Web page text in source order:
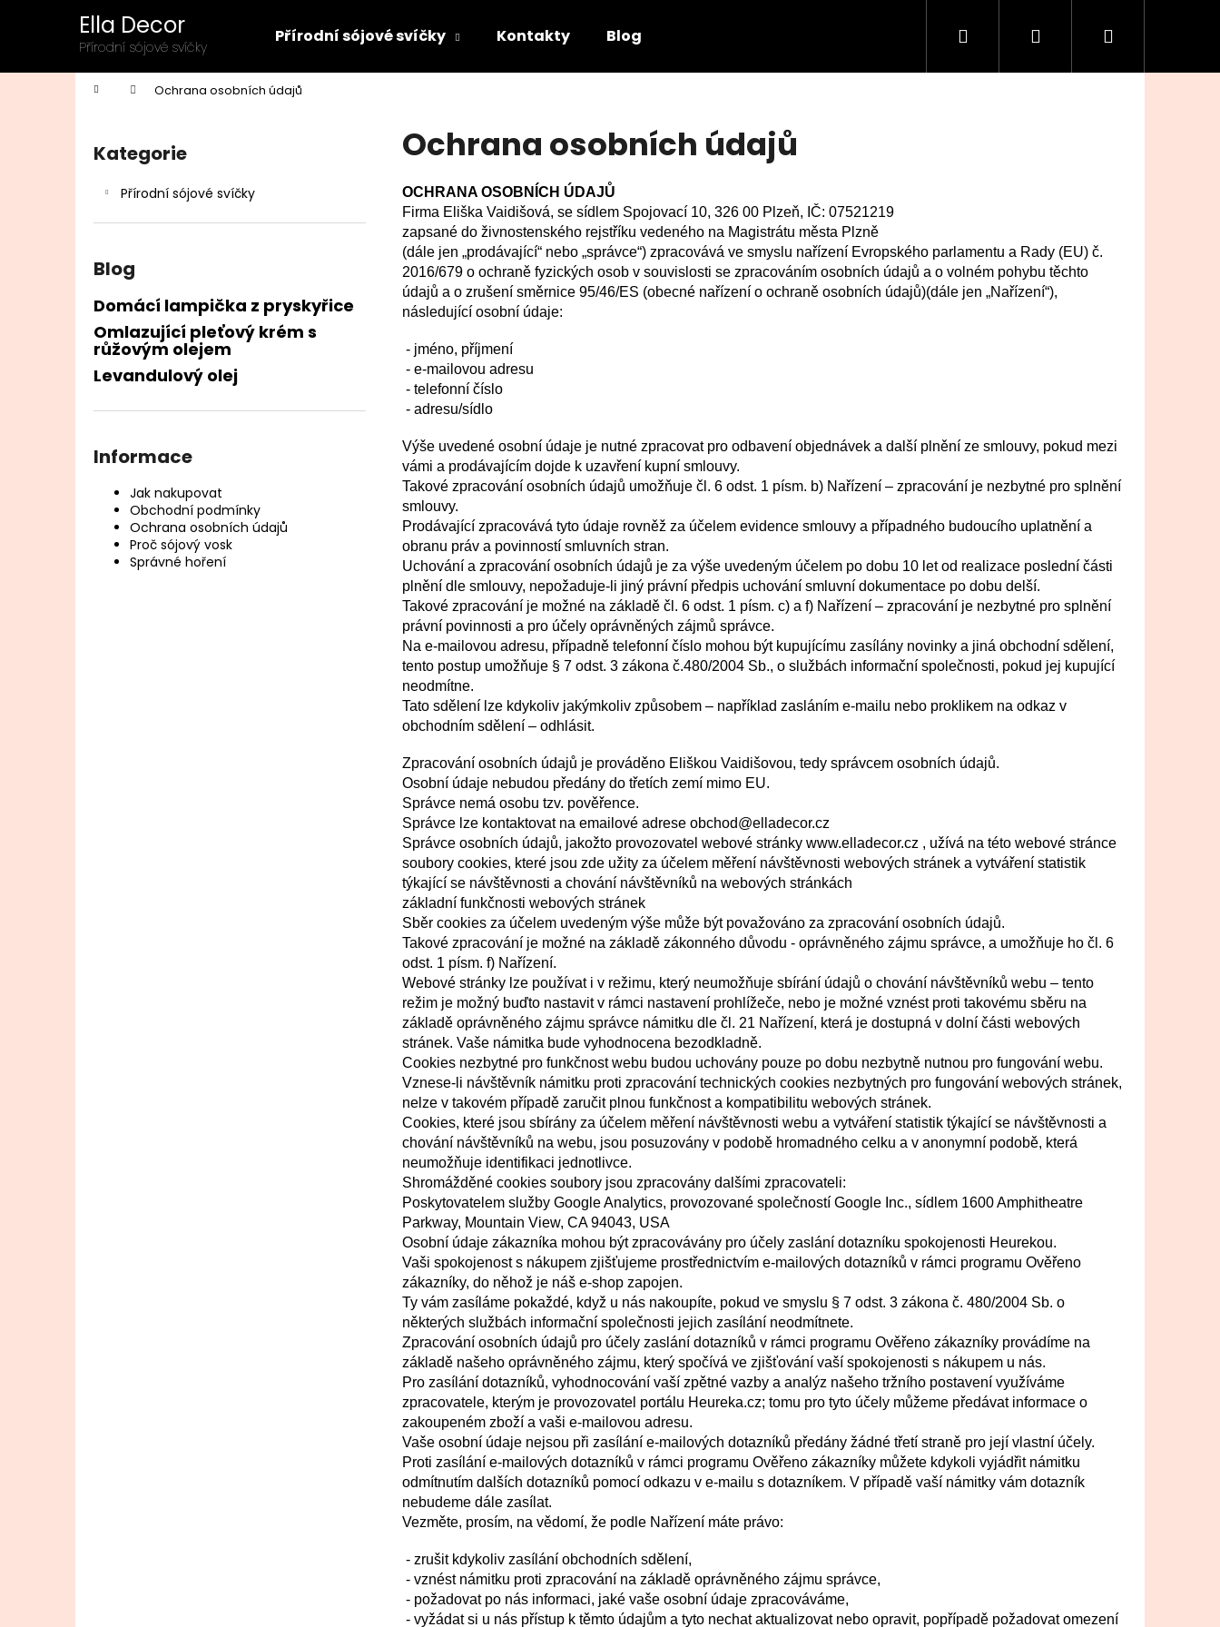
Ella Decor
Přírodní sójové svíčky
Přírodní sójové svíčky Kontakty Blog Hledat PřihlášeníNákupní
Domů Ochrana osobních údajů
Přeskočit
kategorie
Kategorie
Přírodní sójové svíčky
Blog
Domácí lampička z pryskyřice
Omlazující pleťový krém s
růžovým olejem
Levandulový olej
Informace
Jak nakupovat
Obchodní podmínky
Ochrana osobních údajů
Proč sójový vosk
Správné hoření
Ochrana osobních údajů
OCHRANA OSOBNÍCH ÚDAJŮ
Firma Eliška Vaidišová, se sídlem Spojovací 10, 326 00 Plzeň, IČ: 07521219
zapsané do živnostenského rejstříku vedeného na Magistrátu města Plzně
(dále jen „prodávající“ nebo „správce“) zpracovává ve smyslu nařízení Evropského parlamentu a Rady (EU) č.
2016/679 o ochraně fyzických osob v souvislosti se zpracováním osobních údajů a o volném pohybu těchto
údajů a o zrušení směrnice 95/46/ES (obecné nařízení o ochraně osobních údajů)(dále jen „Nařízení“),
následující osobní údaje:
- jméno, příjmení
- e-mailovou adresu
- telefonní číslo
- adresu/sídlo
Výše uvedené osobní údaje je nutné zpracovat pro odbavení objednávek a další plnění ze smlouvy, pokud mezi
vámi a prodávajícím dojde k uzavření kupní smlouvy.
Takové zpracování osobních údajů umožňuje čl. 6 odst. 1 písm. b) Nařízení – zpracování je nezbytné pro splnění
smlouvy.
Prodávající zpracovává tyto údaje rovněž za účelem evidence smlouvy a případného budoucího uplatnění a
obranu práv a povinností smluvních stran.
Uchování a zpracování osobních údajů je za výše uvedeným účelem po dobu 10 let od realizace poslední části
plnění dle smlouvy, nepožaduje-li jiný právní předpis uchování smluvní dokumentace po dobu delší.
Takové zpracování je možné na základě čl. 6 odst. 1 písm. c) a f) Nařízení – zpracování je nezbytné pro splnění
právní povinnosti a pro účely oprávněných zájmů správce.
Na e-mailovou adresu, případně telefonní číslo mohou být kupujícímu zasílány novinky a jiná obchodní sdělení,
tento postup umožňuje § 7 odst. 3 zákona č.480/2004 Sb., o službách informační společnosti, pokud jej kupující
neodmítne.
Tato sdělení lze kdykoliv jakýmkoliv způsobem – například zasláním e-mailu nebo proklikem na odkaz v
obchodním sdělení – odhlásit.
Zpracování osobních údajů je prováděno Eliškou Vaidišovou, tedy správcem osobních údajů.
Osobní údaje nebudou předány do třetích zemí mimo EU.
Správce nemá osobu tzv. pověřence.
Správce lze kontaktovat na emailové adrese obchod@elladecor.cz
Správce osobních údajů, jakožto provozovatel webové stránky www.elladecor.cz , užívá na této webové stránce
soubory cookies, které jsou zde užity za účelem měření návštěvnosti webových stránek a vytváření statistik
týkající se návštěvnosti a chování návštěvníků na webových stránkách
základní funkčnosti webových stránek
Sběr cookies za účelem uvedeným výše může být považováno za zpracování osobních údajů.
Takové zpracování je možné na základě zákonného důvodu - oprávněného zájmu správce, a umožňuje ho čl. 6
odst. 1 písm. f) Nařízení.
Webové stránky lze používat i v režimu, který neumožňuje sbírání údajů o chování návštěvníků webu – tento
režim je možný buďto nastavit v rámci nastavení prohlížeče, nebo je možné vznést proti takovému sběru na
základě oprávněného zájmu správce námitku dle čl. 21 Nařízení, která je dostupná v dolní části webových
stránek. Vaše námitka bude vyhodnocena bezodkladně.
Cookies nezbytné pro funkčnost webu budou uchovány pouze po dobu nezbytně nutnou pro fungování webu.
Vznese-li návštěvník námitku proti zpracování technických cookies nezbytných pro fungování webových stránek,
nelze v takovém případě zaručit plnou funkčnost a kompatibilitu webových stránek.
Cookies, které jsou sbírány za účelem měření návštěvnosti webu a vytváření statistik týkající se návštěvnosti a
chování návštěvníků na webu, jsou posuzovány v podobě hromadného celku a v anonymní podobě, která
neumožňuje identifikaci jednotlivce.
Shromážděné cookies soubory jsou zpracovány dalšími zpracovateli:
Poskytovatelem služby Google Analytics, provozované společností Google Inc., sídlem 1600 Amphitheatre
Parkway, Mountain View, CA 94043, USA
Osobní údaje zákazníka mohou být zpracovávány pro účely zaslání dotazníku spokojenosti Heurekou.
Vaši spokojenost s nákupem zjišťujeme prostřednictvím e-mailových dotazníků v rámci programu Ověřeno
zákazníky, do něhož je náš e-shop zapojen.
Ty vám zasíláme pokaždé, když u nás nakoupíte, pokud ve smyslu § 7 odst. 3 zákona č. 480/2004 Sb. o
některých službách informační společnosti jejich zasílání neodmítnete.
Zpracování osobních údajů pro účely zaslání dotazníků v rámci programu Ověřeno zákazníky provádíme na
základě našeho oprávněného zájmu, který spočívá ve zjišťování vaší spokojenosti s nákupem u nás.
Pro zasílání dotazníků, vyhodnocování vaší zpětné vazby a analýz našeho tržního postavení využíváme
zpracovatele, kterým je provozovatel portálu Heureka.cz; tomu pro tyto účely můžeme předávat informace o
zakoupeném zboží a vaši e-mailovou adresu.
Vaše osobní údaje nejsou při zasílání e-mailových dotazníků předány žádné třetí straně pro její vlastní účely.
Proti zasílání e-mailových dotazníků v rámci programu Ověřeno zákazníky můžete kdykoli vyjádřit námitku
odmítnutím dalších dotazníků pomocí odkazu v e-mailu s dotazníkem. V případě vaší námitky vám dotazník
nebudeme dále zasílat.
Vezměte, prosím, na vědomí, že podle Nařízení máte právo:
- zrušit kdykoliv zasílání obchodních sdělení,
- vznést námitku proti zpracování na základě oprávněného zájmu správce,
- požadovat po nás informaci, jaké vaše osobní údaje zpracováváme,
- vyžádat si u nás přístup k těmto údajům a tyto nechat aktualizovat nebo opravit, popřípadě požadovat omezení
í
Zpět
do
Zpět
do
Doporučujeme